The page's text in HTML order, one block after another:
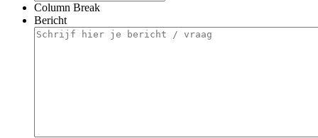
Column Break
Bericht